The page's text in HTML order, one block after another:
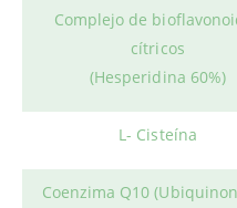
Complejo de
cítricos
(Hesperidina 60%)
L- Cisteína
Coenzima Q10